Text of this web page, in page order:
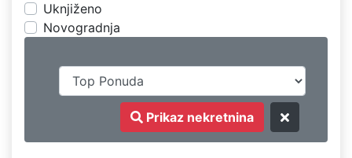
Uknjiženo
Novogradnja
Prikaz nekretnina